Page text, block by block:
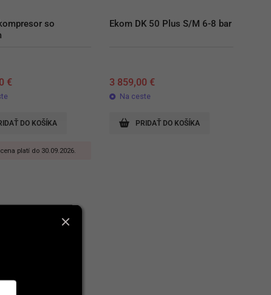
so
€
platí do 30.09.2026.
DO KOŠÍKA
Ekom DK 50 Plus S/M 6-8 bar
3 859,00 €
Na ceste
PRIDAŤ DO KOŠÍKA